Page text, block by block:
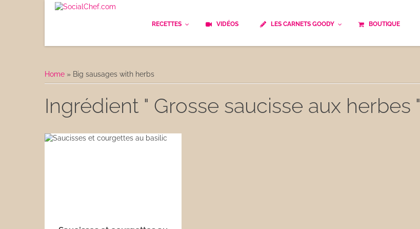
RECETTES
Le Pain
Apéritifs
Déjeuner
Cuisine française traditionnelle Repas musculation
VIDÉOS LES CARNETS GOODY
Spécialité culinaire
Les astuces Goody
BOUTIQUE
Home » Big sausages with herbs
Ingrédient " Grosse saucisse aux herbes "